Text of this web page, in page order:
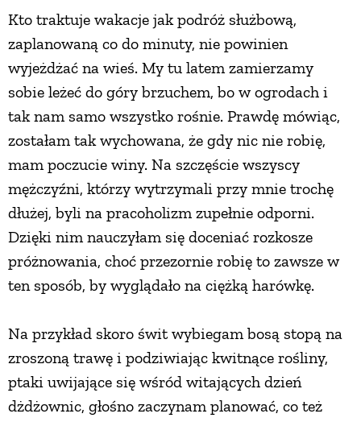
Kto traktuje wakacje jak podróż służbową,
zaplanowaną co do minuty, nie powinien
wyjeżdżać na wieś. My tu latem zamierzamy
sobie leżeć do góry brzuchem, bo w ogrodach i
tak nam samo wszystko rośnie. Prawdę mówiąc,
zostałam tak wychowana, że gdy nic nie robię,
mam poczucie winy. Na szczęście wszyscy
mężczyźni, którzy wytrzymali przy mnie trochę
dłużej, byli na pracoholizm zupełnie odporni.
Dzięki nim nauczyłam się doceniać rozkosze
próżnowania, choć przezornie robię to zawsze w
ten sposób, by wyglądało na ciężką harówkę.
Na przykład skoro świt wybiegam bosą stopą na
zroszoną trawę i podziwiając kwitnące rośliny,
ptaki uwijające się wśród witających dzień
dżdżownic, głośno zaczynam planować, co też